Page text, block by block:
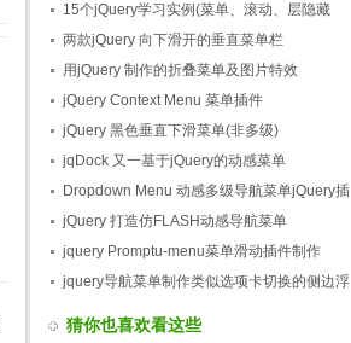
15个jQuery学习实例(菜单、滚动、层隐藏
等)
两款jQuery 向下滑开的垂直菜单栏
用jQuery 制作的折叠菜单及图片特效
jQuery Context Menu 菜单插件
jQuery 黑色垂直下滑菜单(非多级)
jqDock 又一基于jQuery的动感菜单
Dropdown Menu 动感多级导航菜单jQuery插
件版
jQuery 打造仿FLASH动感导航菜单
jquery Promptu-menu菜单滑动插件制作
iphone或ipad主屏幕触摸效果
jquery导航菜单制作类似选项卡切换的侧边浮
动导航条
猜你也喜欢看这些